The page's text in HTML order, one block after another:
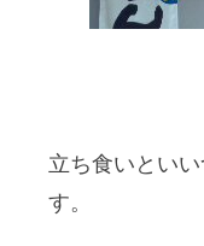
立ち食いとい
す。